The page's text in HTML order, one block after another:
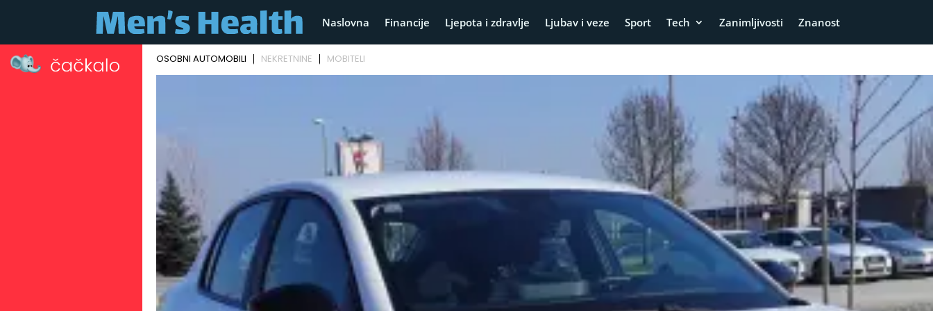
Naslovna Financije Ljepota i zdravlje Ljubav i veze Sport Tech Zanimljivosti Znanost